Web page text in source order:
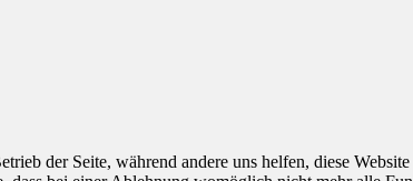
der Seite, während andere uns helfen, diese